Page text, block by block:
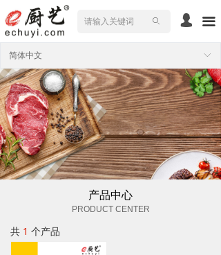
넙 끀
ꄙ
ꀅ
简体中文
产品中心
PRODUCT CENTER
共 1 个产品